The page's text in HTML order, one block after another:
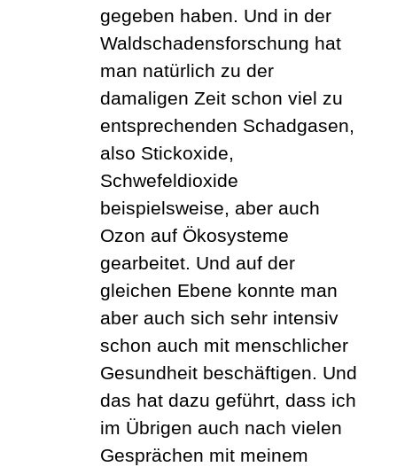
gegeben haben. Und in der
Waldschadensforschung hat
man natürlich zu der
damaligen Zeit schon viel zu
entsprechenden Schadgasen,
also Stickoxide,
Schwefeldioxide
beispielsweise, aber auch
Ozon auf Ökosysteme
gearbeitet. Und auf der
gleichen Ebene konnte man
aber auch sich sehr intensiv
schon auch mit menschlicher
Gesundheit beschäftigen. Und
das hat dazu geführt, dass ich
im Übrigen auch nach vielen
Gesprächen mit meinem